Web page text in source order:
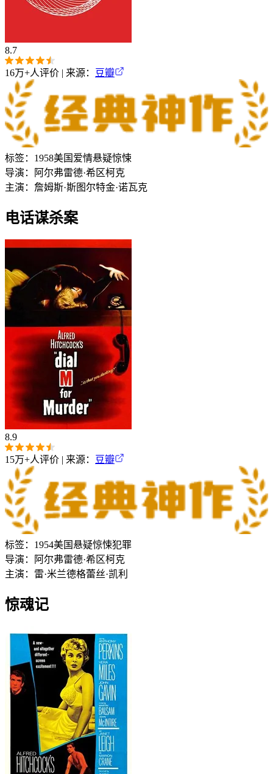
8.7
16万+人评价 | 来源： 豆瓣
标签： 1958美国 爱情悬疑惊悚
导演：
阿尔弗雷德·希区柯克
主演： 詹姆斯·斯图尔特金·诺瓦克
电话谋杀案
8.9
15万+人评价 | 来源： 豆瓣
标签： 1954美国 悬疑惊悚犯罪
导演：
阿尔弗雷德·希区柯克
主演： 雷·米兰德格蕾丝·凯利
惊魂记